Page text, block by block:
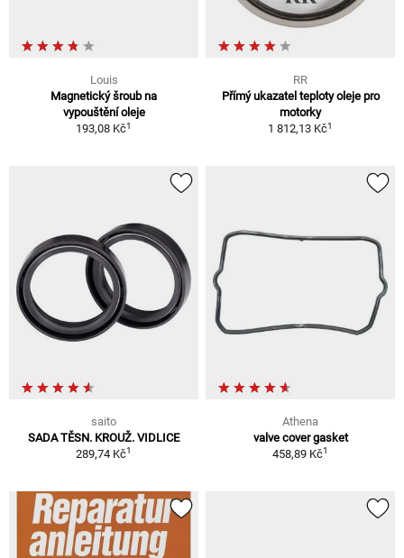
Louis
Magnetický šroub na
vypouštění oleje
193,08 Kč1
RR
Přímý ukazatel teploty oleje pro
motorky
1 812,13 Kč1
saito
SADA TĚSN. KROUŽ. VIDLICE
289,74 Kč1
Athena
valve cover gasket
458,89 Kč1